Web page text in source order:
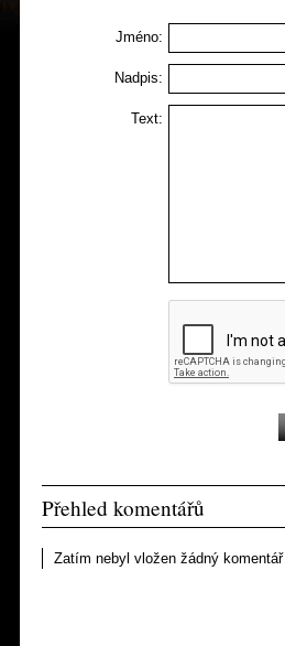
Jméno:
Nadpis:
Text:
Přehled komentářů
Zatím nebyl vložen žádný komentář